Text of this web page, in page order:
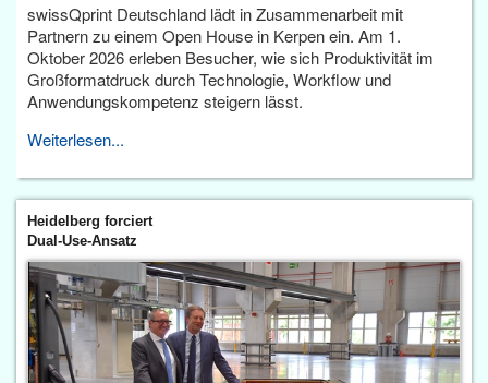
swissQprint Deutschland lädt in Zusammenarbeit mit
Partnern zu einem Open House in Kerpen ein. Am 1.
Oktober 2026 erleben Besucher, wie sich Produktivität im
Großformatdruck durch Technologie, Workflow und
Anwendungskompetenz steigern lässt.
Weiterlesen...
Heidelberg forciert
Dual-Use-Ansatz